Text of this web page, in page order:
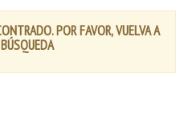
POR FAVOR, VUELVA A